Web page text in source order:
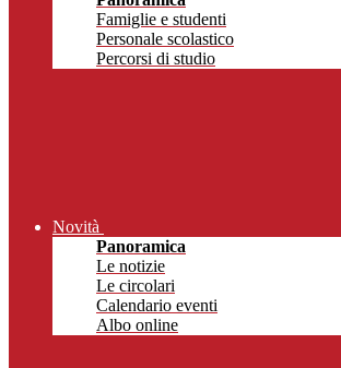
Famiglie e studenti
Personale scolastico
Percorsi di studio
Novità
Panoramica
Le notizie
Le circolari
Calendario eventi
Albo online